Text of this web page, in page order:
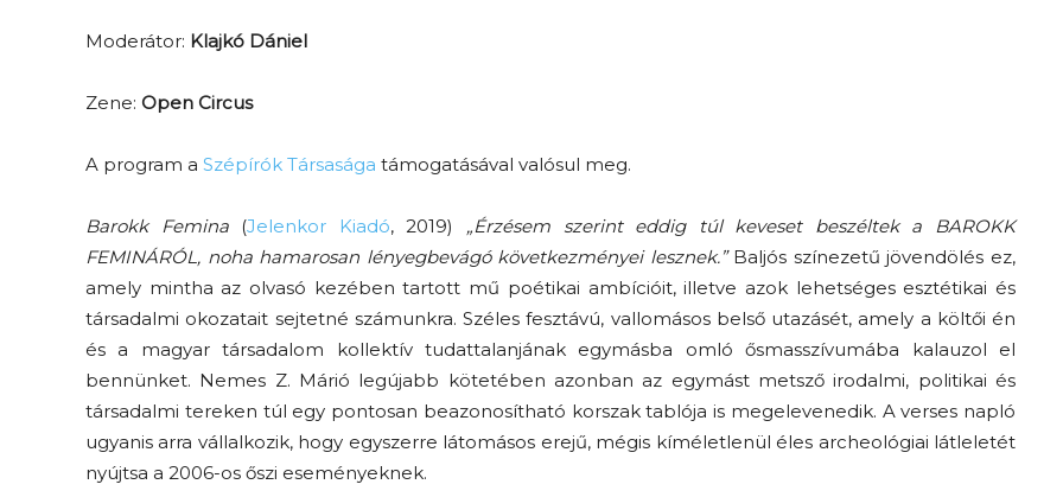
Moderátor: Klajkó Dániel
Zene: Open Circus
A program a Szépírók Társasága támogatásával valósul meg.
Barokk Femina(Jelenkor Kiadó, 2019) „Érzésem szerint eddig túl keveset beszéltek a BAROKK
FEMINÁRÓL, noha hamarosan lényegbevágó következményei lesznek.”Baljós színezetű jövendölés ez,
amely mintha az olvasó kezében tartott mű poétikai ambícióit, illetve azok lehetséges esztétikai és
társadalmi okozatait sejtetné számunkra. Széles fesztávú, vallomásos belső utazásét, amely a költői én
és a magyar társadalom kollektív tudattalanjának egymásba omló ősmasszívumába kalauzol el
bennünket. Nemes Z. Márió legújabb kötetében azonban az egymást metsző irodalmi, politikai és
társadalmi tereken túl egy pontosan beazonosítható korszak tablója is megelevenedik. A verses napló
ugyanis arra vállalkozik, hogy egyszerre látomásos erejű, mégis kíméletlenül éles archeológiai látleletét
nyújtsa a 2006-os őszi eseményeknek.